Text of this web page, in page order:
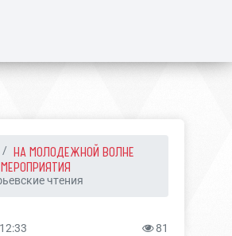
НА МОЛОДЕЖНОЙ ВОЛНЕ
чтения
81